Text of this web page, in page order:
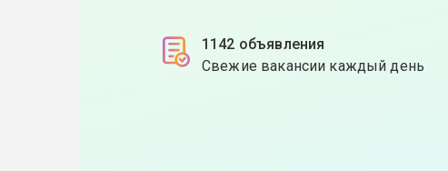
1142 объявления
Свежие вакансии каждый день